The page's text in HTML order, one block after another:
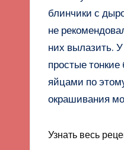
блинчики с
не
них вылазить.
простые
яйцами по
окрашивания
Узнать весь